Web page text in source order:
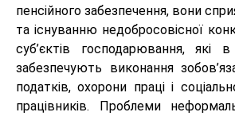
пенсійного забезпечення, вони
та існуванню недобросовісної
суб’єктів господарювання, які
забезпечують виконання
податків, охорони праці і
працівників. Проблеми